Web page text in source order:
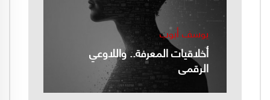
يوسف أيوب
أخلاقيات المعرفة.. واللاوعي
الرقمي